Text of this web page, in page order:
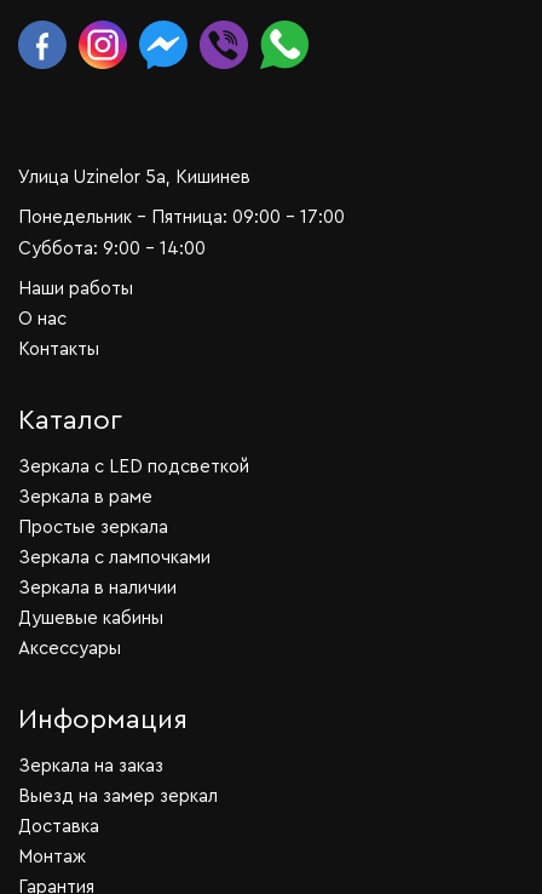
Улица Uzinelor 5a, Кишинев
Понедельник - Пятница: 09:00 - 17:00
Суббота: 9:00 - 14:00
Наши работы
О нас
Контакты
Каталог
Зеркала c LED подсветкой
Зеркала в раме
Простые зеркала
Зеркала с лампочками
Зеркала в наличии
Душевые кабины
Аксессуары
Информация
Зеркала на заказ
Выезд на замер зеркал
Доставка
Монтаж
Гарантия